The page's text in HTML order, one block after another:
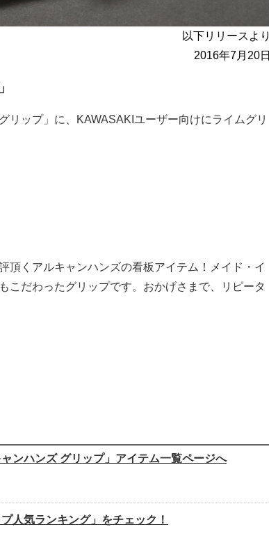
以下リリースより
2016年7月20日
リップ」に、KAWASAKIユーザー向けにライムグリ
頂くアルキャンハンズの看板アイテム！メイド・イ
こだわったグリップです。おかげさまで、リピータ
ンハンズ グリップ」アイテム一覧ページへ
人気ランキング」をチェック！